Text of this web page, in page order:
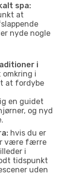
spa:
at
nyde nogle
i
i
at fordybe
en guidet
og nyd
hvis du er
være færre
i
tidspunkt
uden